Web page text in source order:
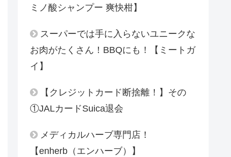
ミノ酸シャンプー 爽快柑】
スーパーでは手に入らないユニークな
お肉がたくさん！BBQにも！【ミートガ
イ】
【クレジットカード断捨離！】その
①JALカードSuica退会
メディカルハーブ専門店！
【enherb（エンハーブ）】